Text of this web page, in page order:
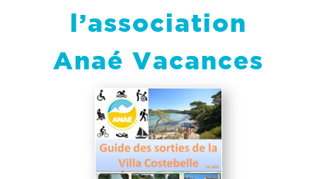
l’association
Anaé Vacances